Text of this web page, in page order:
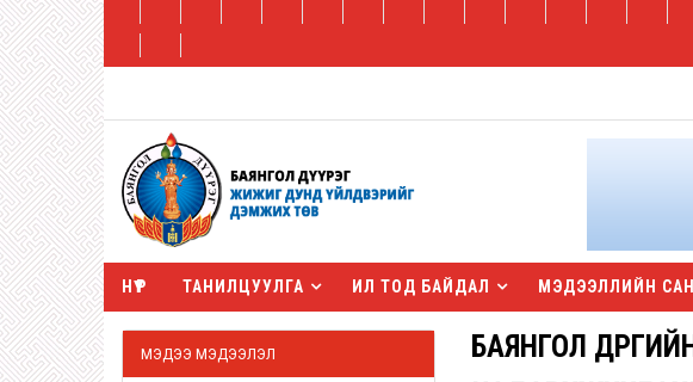
НҮҮР ТАНИЛЦУУЛГА ИЛ ТОД БАЙДАЛ МЭДЭЭЛЛИЙН САН
МЭДЭЭ МЭДЭЭЛЭЛ
БАЯНГОЛ